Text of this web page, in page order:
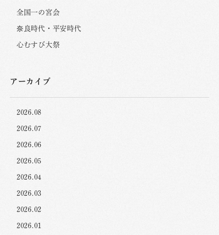
全国一の宮会
奈良時代・平安時代
心むすび大祭
アーカイブ
2026.08
2026.07
2026.06
2026.05
2026.04
2026.03
2026.02
2026.01